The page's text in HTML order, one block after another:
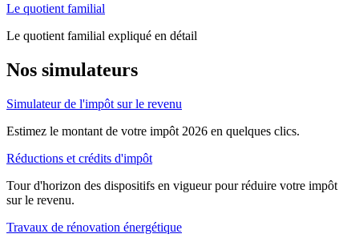
Le quotient familial
Le quotient familial expliqué en détail
Nos simulateurs
Simulateur de l'impôt sur le revenu
Estimez le montant de votre impôt 2026 en quelques clics.
Réductions et crédits d'impôt
Tour d'horizon des dispositifs en vigueur pour réduire votre impôt
sur le revenu.
Travaux de rénovation énergétique